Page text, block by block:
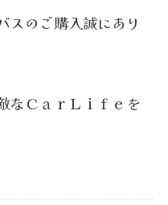
スのご購入誠にあり
なＣａｒＬｉｆｅを